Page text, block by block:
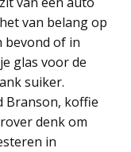
van belang op
bevond of in
glas voor de
suiker.
Branson, koffie
denk om
in